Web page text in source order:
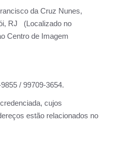
da Cruz Nunes,
RJ (Localizado no
Centro de Imagem
/ 99709-3654.
cujos
estão relacionados no